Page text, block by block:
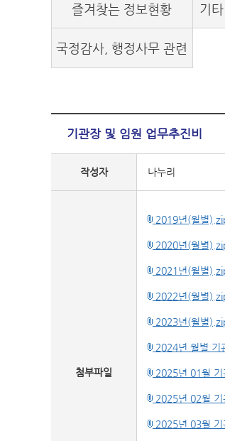
즐겨찾는 정보현황 기
국정감사, 행정사무 관련
기관장 및 임원 업무추진비
작성자 나누리
첨부파일
2019년(월별
2020년(월별
2021년(월별
2022년(월별
2023년(월별
2024년 월별 기
2025년 01월 기
2025년 02월 기
2025년 03월 기